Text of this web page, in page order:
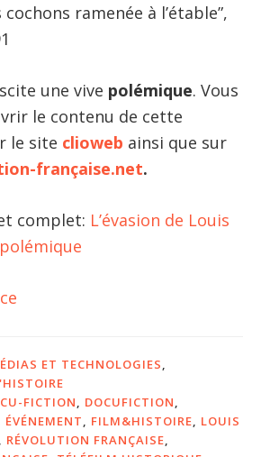
ramenée à l’étable”,
une vive polémique. Vous
le contenu de cette
le site clioweb ainsi que sur
française.net.
complet: L’évasion de Louis
ET TECHNOLOGIES
FICTION DOCUFICTION
ÉVÉNEMENT FILM&HISTOIRE
LOUIS
RÉVOLUTION FRANÇAISE